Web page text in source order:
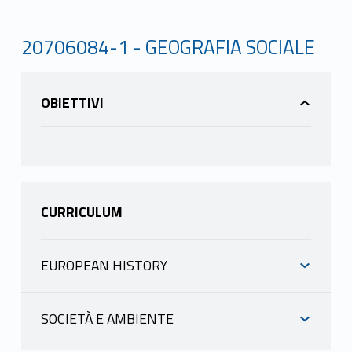
20706084-1 - GEOGRAFIA SOCIALE
OBIETTIVI
CURRICULUM
EUROPEAN HISTORY
SOCIETÀ E AMBIENTE